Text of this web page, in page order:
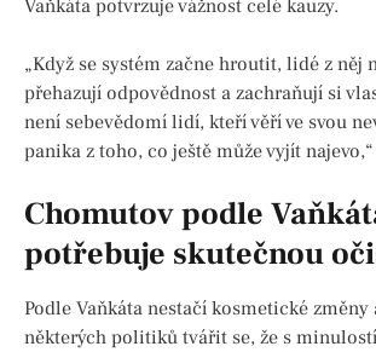
Vaňkáta potvrzuje vážnost celé kauzy.
„Když se systém začne hroutit, lidé z něj
přehazují odpovědnost a zachraňují si
není sebevědomí lidí, kteří věří ve svou
panika z toho, co ještě může vyjít
Chomutov podle
potřebuje skutečnou
Podle Vaňkáta nestačí kosmetické změny
některých politiků tvářit se, že s